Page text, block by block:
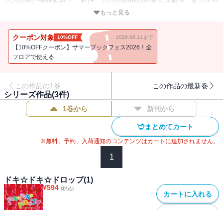
い!!!! ・・・でも、居候先に住んでいたのは、学年トップの神崎徹
もっと見る
クーポン対象 10%OFF 2026.08.11まで
【10%OFFクーポン】サマーブックフェス2026！全
フロアで使える
この作品の1巻 この作品の最新巻
シリーズ作品(3件)
1巻から 新刊から
まとめてカート
※無料、予約、入荷通知のコンテンツはカートに追加されません。
1
ドキ☆ドキ☆ドロップ(1)
¥594 (税込)
カートに入れる